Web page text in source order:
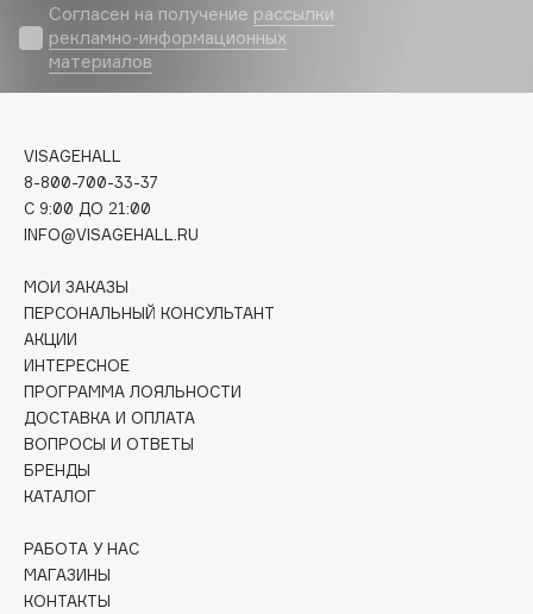
Celimax
Cettua
Chupa Chups
Clarins
Clarins Precious
Clinique
Clive Christian
Club De Nuit
Collagenina
Consly
CosRX
Cottolina
Crescina
Curaprox
Согласен на получение рассылки
рекламно-информационных
материалов
VISAGEHALL
8-800-700-33-37
C 9:00 ДО 21:00
INFO@VISAGEHALL.RU
МОИ ЗАКАЗЫ
ПЕРСОНАЛЬНЫЙ КОНСУЛЬТАНТ
АКЦИИ
ИНТЕРЕСНОЕ
ПРОГРАММА ЛОЯЛЬНОСТИ
ДОСТАВКА И ОПЛАТА
ВОПРОСЫ И ОТВЕТЫ
БРЕНДЫ
КАТАЛОГ
РАБОТА У НАС
МАГАЗИНЫ
КОНТАКТЫ